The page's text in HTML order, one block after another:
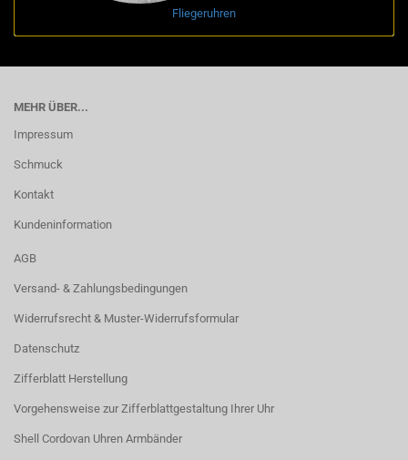
Fliegeruhren
MEHR ÜBER...
Impressum
Schmuck
Kontakt
Kundeninformation
AGB
Versand- & Zahlungsbedingungen
Widerrufsrecht & Muster-Widerrufsformular
Datenschutz
Zifferblatt Herstellung
Vorgehensweise zur Zifferblattgestaltung Ihrer Uhr
Shell Cordovan Uhren Armbänder